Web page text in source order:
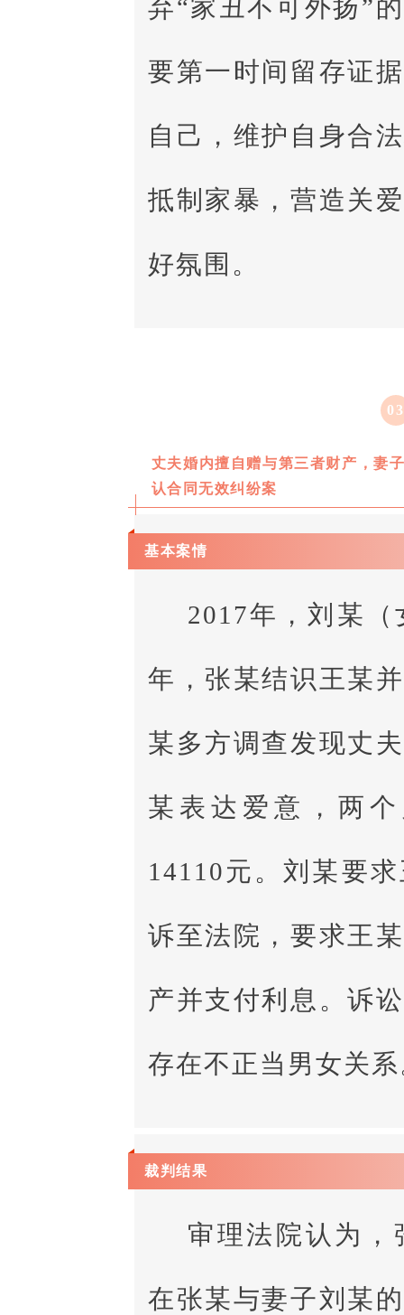
弃“家丑不可外扬”
要第一时间留存证
自己，维护自身合
抵制家暴，营造关
好氛围。
0 3
丈夫婚内擅自赠与第三者财产，妻
认合同无效纠纷案
基本案情
2017年，刘某
年，张某结识王某
某多方调查发现丈
某表达爱意，两
14110元。刘某要
诉至法院，要求王
产并支付利息。诉
存在不正当男女关
裁判结果
审理法院认为，
在张某与妻子刘某